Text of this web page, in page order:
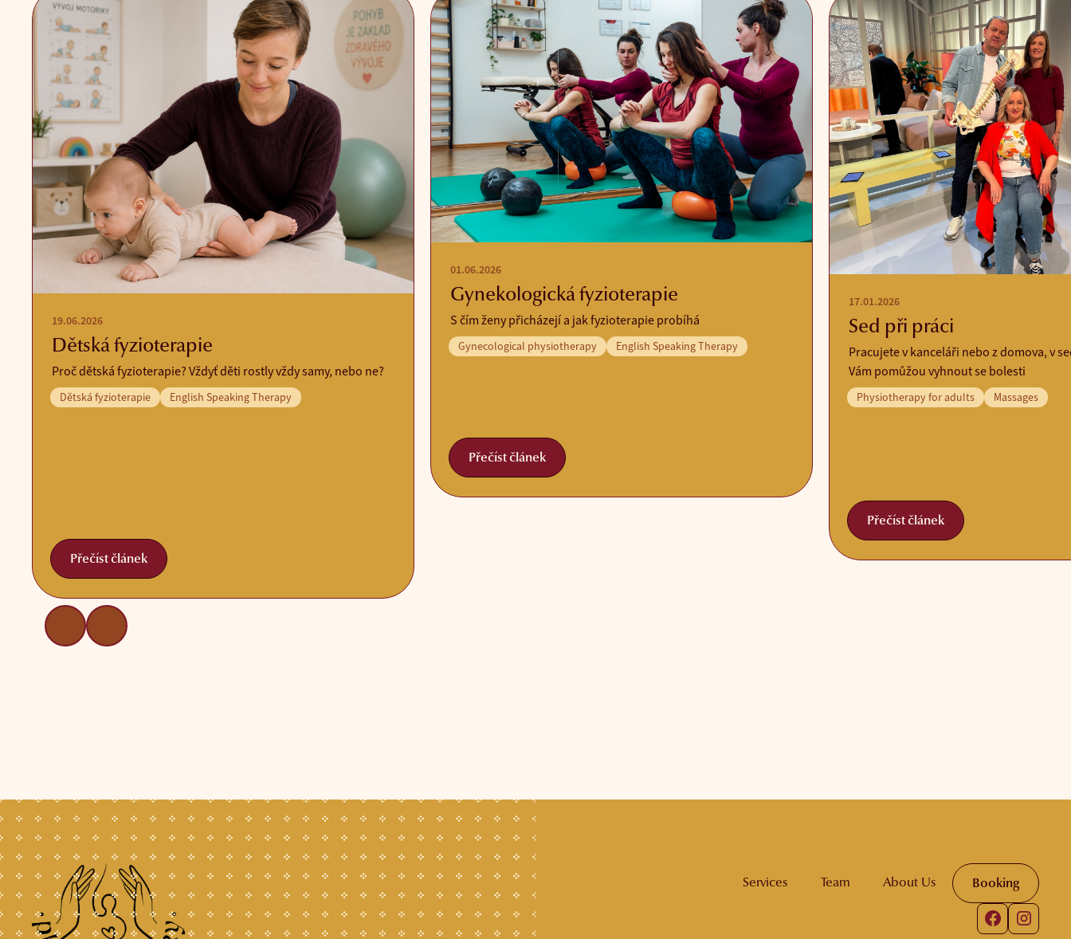
19.06.2026
Dětská fyzioterapie
Proč dětská fyzioterapie? Vždyť děti rostly vždy samy, nebo ne?
Dětská fyzioterapie English Speaking Therapy
Přečíst článek
Přečíst článek
01.06.2026
Gynekologická fyzioterapie
S čím ženy přicházejí a jak fyzioterapie probíhá
Gynecological physiotherapy English Speaking Therapy
Přečíst článek
Přečíst článek
17.01.2026
Sed při práci
Pracujete v kanceláři nebo z domova, v
Vám pomůžou vyhnout se bolesti
Physiotherapy for adults Massages
Přečíst článek
Přečíst článek
Services Team About Us Booking
Booking